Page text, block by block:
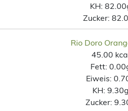
KH:
Zucker:
Rio Doro
45.00
Fett:
Eiweis:
KH: 9.30g
Zucker: